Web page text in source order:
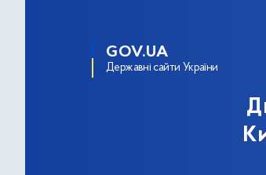
GOV.UA
Державні сайти України